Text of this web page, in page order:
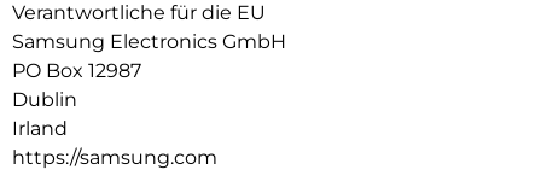
Verantwortliche für die EU
Samsung Electronics GmbH
PO Box 12987
Dublin
Irland
https://samsung.com